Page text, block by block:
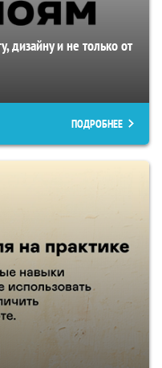
дизайну и не только от
ПОДРОБНЕЕ